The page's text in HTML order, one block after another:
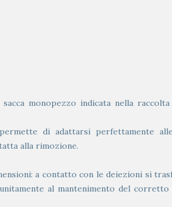
monopezzo indicata nella
di adattarsi perfettamente
alla rimozione.
a contatto con le deiezioni si
al mantenimento del